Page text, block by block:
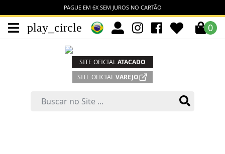
play_circle 0
SITE OFICIALATACADO
SITE OFICIALVAREJO